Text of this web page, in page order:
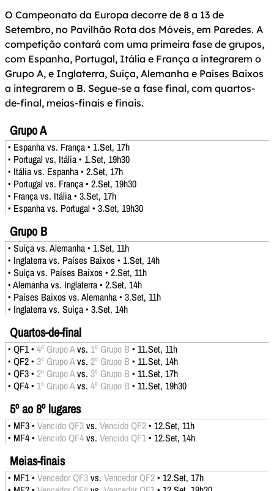
O Campeonato da Europa decorre de 8 a 13 de
Setembro, no Pavilhão Rota dos Móveis, em Paredes. A
competição contará com uma primeira fase de grupos,
com Espanha, Portugal, Itália e França a integrarem o
Grupo A, e Inglaterra, Suíça, Alemanha e Países Baixos
a integrarem o B. Segue-se a fase final, com quartos-
de-final, meias-finais e finais.
Grupo A
• Espanha vs. França • 1.Set, 17h
• Portugal vs. Itália • 1.Set, 19h30
• Itália vs. Espanha • 2.Set, 17h
• Portugal vs. França • 2.Set, 19h30
• França vs. Itália • 3.Set, 17h
• Espanha vs. Portugal • 3.Set, 19h30
Grupo B
• Suíça vs. Alemanha • 1.Set, 11h
• Inglaterra vs. Países Baixos • 1.Set, 14h
• Suíça vs. Países Baixos • 2.Set, 11h
• Alemanha vs. Inglaterra • 2.Set, 14h
• Países Baixos vs. Alemanha • 3.Set, 11h
• Inglaterra vs. Suíça • 3.Set, 14h
Quartos-de-final
• QF1 • 4º Grupo Avs. 1º Grupo B • 11.Set, 11h
• QF2 • 3º Grupo Avs. 2º Grupo B • 11.Set, 14h
• QF3 • 2º Grupo Avs. 3º Grupo B • 11.Set, 17h
• QF4 • 1º Grupo Avs. 4º Grupo B • 11.Set, 19h30
5º ao 8º lugares
• MF3 • Vencido QF3vs. Vencido QF2• 12.Set, 11h
• MF4 • Vencido QF4vs. Vencido QF1• 12.Set, 14h
Meias-finais
• MF1 • Vencedor QF3vs. Vencedor QF2• 12.Set, 17h